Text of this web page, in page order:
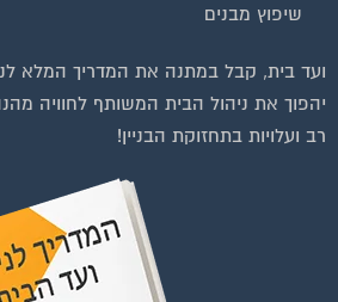
שיפוץ מבנים
ועד בית, קבל במתנה את המדריך המלא
יהפוך את ניהול הבית המשותף לחוויה
רב ועלויות בתחזוקת הבניין!
להצטרפות לחצו על התמונה או על הכפתור ושלחו
הקבוצה